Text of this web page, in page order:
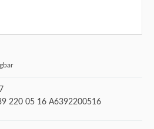
220 05 16 A6392200516